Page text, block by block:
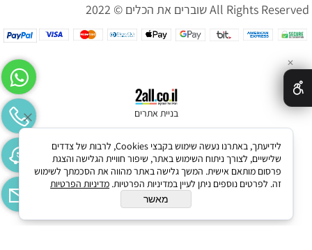
שוברים את הכלים © 2022 All Rights Reserved
בניית אתרים
✕
לידיעתך, באתרנו נעשה שימוש בקבצי Cookies, לרבות של צדדים
שלישיים, לצורך ניתוח השימוש באתר, שיפור חוויית הגלישה והצגת
פרסום מותאם אישית. המשך גלישה באתר מהווה את הסכמתך לשימוש
זה. לפרטים נוספים ניתן לעיין במדיניות הפרטיות. מדיניות הפרטיות
מאשר